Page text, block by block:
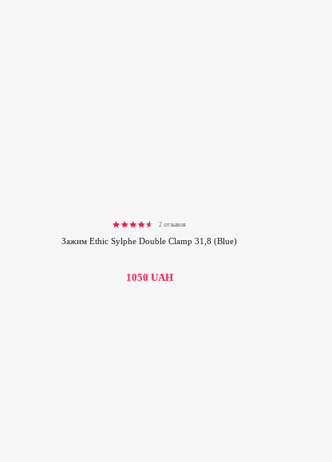
out of 5
2 отзывов
Зажим Ethic Sylphe Double Clamp 31,8 (Blue)
1050 UAH